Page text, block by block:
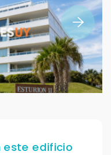
este edificio